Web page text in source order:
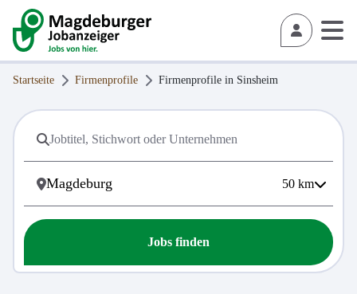
Startseite Firmenprofile Firmenprofile in Sinsheim
50 km
Jobs finden